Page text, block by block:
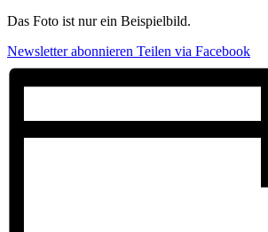
Das Foto ist nur ein Beispielbild.
Newsletter abonnieren Teilen via Facebook